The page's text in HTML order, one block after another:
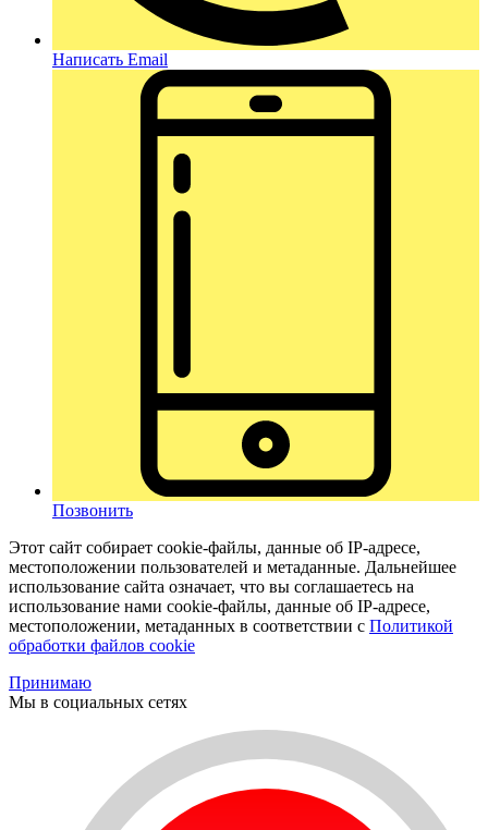
Написать Email
Позвонить
Этот сайт собирает cookie-файлы, данные об IP-адресе,
местоположении пользователей и метаданные. Дальнейшее
использование сайта означает, что вы соглашаетесь на
использование нами cookie-файлы, данные об IP-адресе,
местоположении, метаданных в соответствии с Политикой
обработки файлов cookie
Принимаю
Мы в социальных сетях